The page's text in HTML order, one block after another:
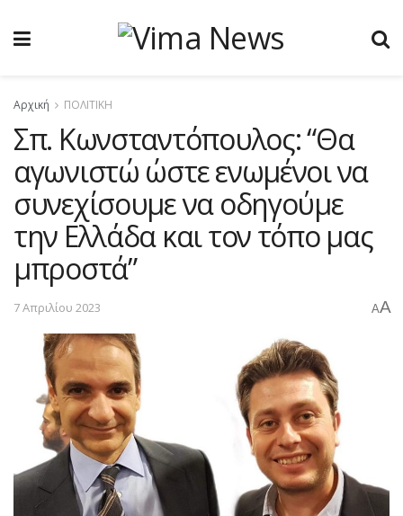
Αρχική ΠΟΛΙΤΙΚΗ
Σπ. Κωνσταντόπουλος: “Θα
αγωνιστώ ώστε ενωμένοι να
συνεχίσουμε να οδηγούμε
την Ελλάδα και τον τόπο μας
μπροστά”
7 Απριλίου 2023 AA